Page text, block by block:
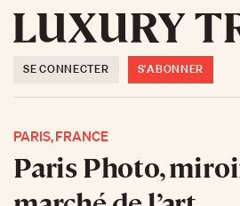
SE CONNECTER S'ABONNER
PARIS, FRANCE
Paris Photo,